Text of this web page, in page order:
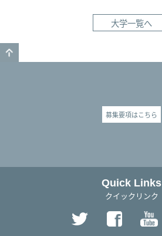
大学一覧へ
募集要項はこちら
Quick Links
クイックリンク